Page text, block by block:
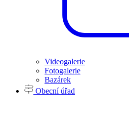
Videogalerie
Fotogalerie
Bazárek
Obecní úřad